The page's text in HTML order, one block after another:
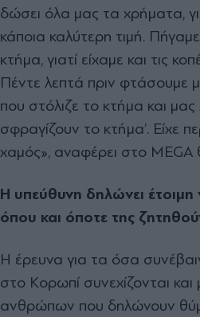
δώσει όλα μας τα χρήματα,
κάποια καλύτερη τιμή.
κτήμα, γιατί είχαμε και τις
Πέντε λεπτά πριν φτάσουμε
που στόλιζε το κτήμα και μας
σφραγίζουν το κτήμα’. Είχε
χαμός», αναφέρει στο MEGA
Η υπεύθυνη δηλώνει έτοιμη
όπου και όποτε της
Η έρευνα για τα όσα
στο Κορωπί συνεχίζονται και
ανθρώπων που δηλώνουν